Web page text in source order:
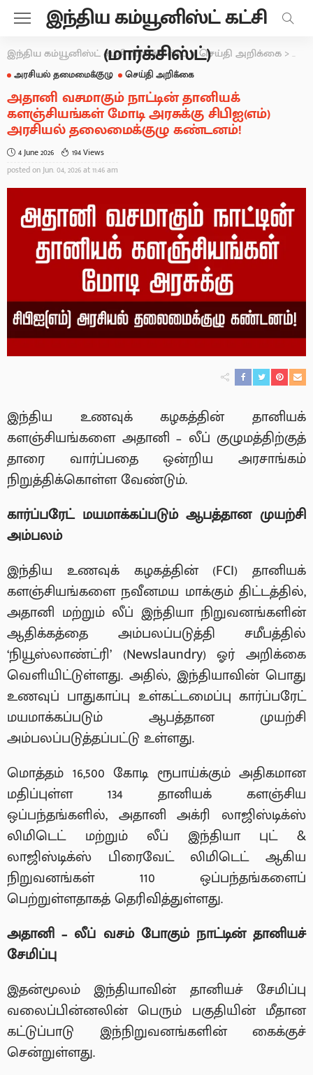
இந்திய கம்யூனிஸ்ட் கட்சி
(மார்க்சிஸ்ட்)
இந்திய கம்யூனிஸ்ட் கட்சி (மார்க்சிஸ்ட்)>செய்தி அறிக்கை >
அரசியல் தமைமைக்குழு செய்தி அறிக்கை
அதானி வசமாகும் நாட்டின் தானியக்
களஞ்சியங்கள் மோடி அரசுக்கு சிபிஐ(எம்)
அரசியல் தலைமைக்குழு கண்டனம்!
4 June 2026
194 Views
posted onJun. 04, 2026 at 11:46 am
இந்திய உணவுக் கழகத்தின் தானியக்
களஞ்சியங்களை அதானி – லீப் குழுமத்திற்குத்
தாரை வார்ப்பதை ஒன்றிய அரசாங்கம்
நிறுத்திக்கொள்ள வேண்டும்.
கார்ப்பரேட் மயமாக்கப்படும் ஆபத்தான முயற்சி
அம்பலம்
இந்திய உணவுக் கழகத்தின் (FCI) தானியக்
களஞ்சியங்களை நவீனமய மாக்கும் திட்டத்தில்,
அதானி மற்றும் லீப் இந்தியா நிறுவனங்களின்
ஆதிக்கத்தை அம்பலப்படுத்தி சமீபத்தில்
‘நியூஸ்லாண்ட்ரி’ (Newslaundry) ஓர் அறிக்கை
வெளியிட்டுள்ளது. அதில், இந்தியாவின் பொது
உணவுப் பாதுகாப்பு உள்கட்டமைப்பு கார்ப்பரேட்
மயமாக்கப்படும் ஆபத்தான முயற்சி
அம்பலப்படுத்தப்பட்டு உள்ளது.
மொத்தம் 16,500 கோடி ரூபாய்க்கும் அதிகமான
மதிப்புள்ள 134 தானியக் களஞ்சிய
ஒப்பந்தங்களில், அதானி அக்ரி லாஜிஸ்டிக்ஸ்
லிமிடெட் மற்றும் லீப் இந்தியா புட் &
லாஜிஸ்டிக்ஸ் பிரைவேட் லிமிடெட் ஆகிய
நிறுவனங்கள் 110 ஒப்பந்தங்களைப்
பெற்றுள்ளதாகத் தெரிவித்துள்ளது.
அதானி – லீப் வசம் போகும் நாட்டின் தானியச்
சேமிப்பு
இதன்மூலம் இந்தியாவின் தானியச் சேமிப்பு
வலைப்பின்னலின் பெரும் பகுதியின் மீதான
கட்டுப்பாடு இந்நிறுவனங்களின் கைக்குச்
சென்றுள்ளது.